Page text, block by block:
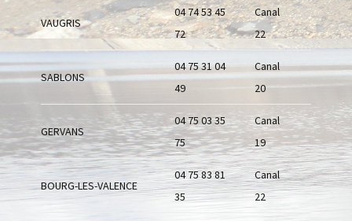
VAUGRIS
04 74 53 45
72
Canal
22
SABLONS
04 75 31 04
49
Canal
20
GERVANS
04 75 03 35
75
Canal
19
BOURG-LES-VALENCE
04 75 83 81
35
Canal
22